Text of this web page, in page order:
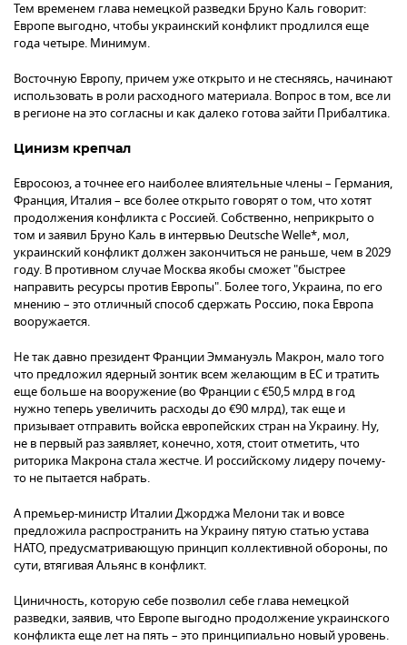
Тем временем глава немецкой разведки Бруно Каль говорит:
Европе выгодно, чтобы украинский конфликт продлился еще
года четыре. Минимум.
Восточную Европу, причем уже открыто и не стесняясь, начинают
использовать в роли расходного материала. Вопрос в том, все ли
в регионе на это согласны и как далеко готова зайти Прибалтика.
Цинизм крепчал
Евросоюз, а точнее его наиболее влиятельные члены – Германия,
Франция, Италия – все более открыто говорят о том, что хотят
продолжения конфликта с Россией. Собственно, неприкрыто о
том и заявил Бруно Каль в интервью Deutsche Welle*, мол,
украинский конфликт должен закончиться не раньше, чем в 2029
году. В противном случае Москва якобы сможет "быстрее
направить ресурсы против Европы". Более того, Украина, по его
мнению – это отличный способ сдержать Россию, пока Европа
вооружается.
Не так давно президент Франции Эммануэль Макрон, мало того
что предложил ядерный зонтик всем желающим в ЕС и тратить
еще больше на вооружение (во Франции с €50,5 млрд в год
нужно теперь увеличить расходы до €90 млрд), так еще и
призывает отправить войска европейских стран на Украину. Ну,
не в первый раз заявляет, конечно, хотя, стоит отметить, что
риторика Макрона стала жестче. И российскому лидеру почему-
то не пытается набрать.
А премьер-министр Италии Джорджа Мелони так и вовсе
предложила распространить на Украину пятую статью устава
НАТО, предусматривающую принцип коллективной обороны, по
сути, втягивая Альянс в конфликт.
Циничность, которую себе позволил себе глава немецкой
разведки, заявив, что Европе выгодно продолжение украинского
конфликта еще лет на пять – это принципиально новый уровень.